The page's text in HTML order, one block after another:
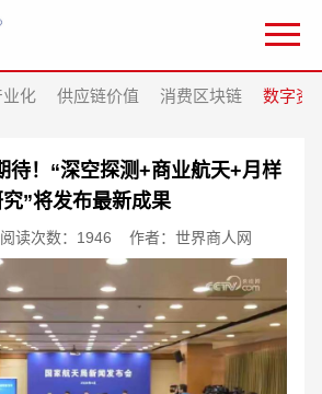
化 供应链价值 消费区块链 数字资
待！“深空探测+商业航天+月样
”将发布最新成果
阅读次数：1946 作者：世界商人网